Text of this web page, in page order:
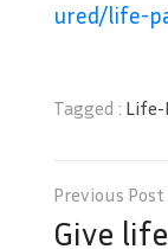
ured/life-
Tagged :
Post
Give